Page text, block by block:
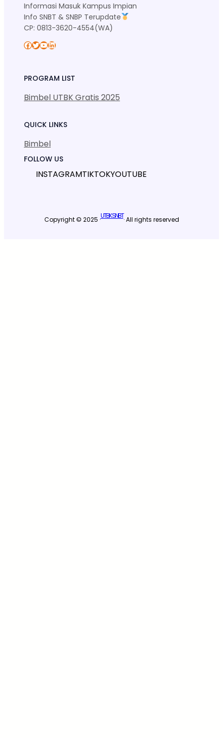
Informasi Masuk Kampus Impian
Info SNBT & SNBP Terupdate
CP: 0813-3620-4554(WA)
Facebook Twitter YouTube LinkedIn
PROGRAM LIST
Bimbel UTBK Gratis 2025
QUICK LINKS
Bimbel
FOLLOW US
INSTAGRAMTIKTOKYOUTUBE
Copyright © 2025 ·UTBK SNBT· All rights reserved